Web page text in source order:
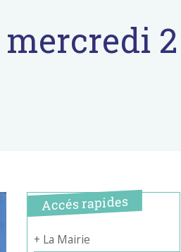
2
Accés rapides
+ La Mairie